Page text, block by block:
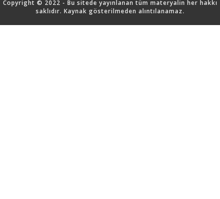
Copyright © 2022 - Bu sitede yayınlanan tüm materyalin her hakkı
saklıdır. Kaynak gösterilmeden alıntılanamaz.